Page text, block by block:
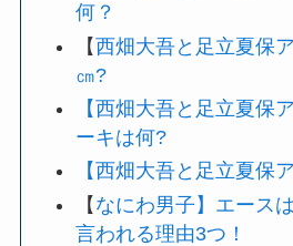
何？
【西畑大吾と足立夏保
㎝?
【西畑大吾と足立夏保
ーキは何?
【西畑大吾と足立夏保
【 なにわ男子】エース
言われる理由3つ！